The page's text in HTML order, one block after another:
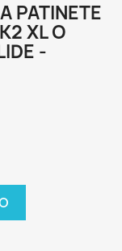
PATINETE
XL O
-